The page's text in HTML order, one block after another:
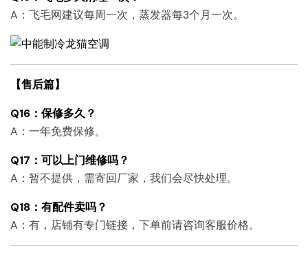
A：飞毛网建议每周一次，蒸发器每3个月一次。
【售后篇】
Q16：保修多久？
A：一年免费保修。
Q17：可以上门维修吗？
A：暂不提供，需寄回厂家，我们会尽快处理。
Q18：有配件卖吗？
A：有，店铺有专门链接，下单前请咨询客服价格。